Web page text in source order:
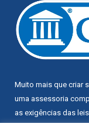
Muito mais que criar
uma assessoria
as exigências das